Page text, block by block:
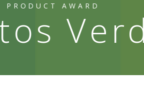
PRODUCT AWARD